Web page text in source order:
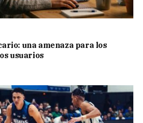
una amenaza para los
usuarios